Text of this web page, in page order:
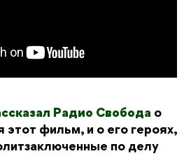
Радио Свобода о
этот фильм, и о его героях,
по делу